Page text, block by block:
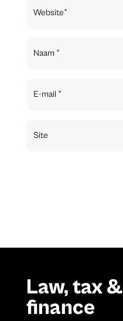
Law, tax &
finance